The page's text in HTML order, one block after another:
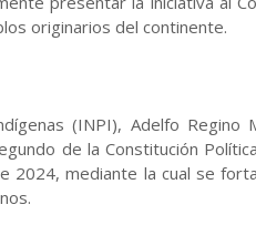
originarios del continente.
(INPI), Adelfo Regino
de la Constitución
2024, mediante la cual se